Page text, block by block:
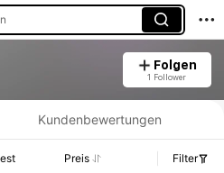
Folgen
1 Follower
Verkaufs- und Lagerbestandsdetails.
Kundenbewertungen
Preis Filter